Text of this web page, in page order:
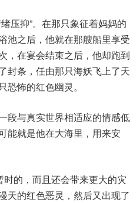
压抑”。在那只象征着妈妈的
池之后，他就在那艘船里享受
，在宴会结束之后，他却跑到
封条，任由那只海妖飞上了天
怖的红色幽灵。
段与真实世界相适应的情感低
能就是他在大海里，用来安
时的，而且还会带来更大的灾
天的红色恶灵，然后又出现了